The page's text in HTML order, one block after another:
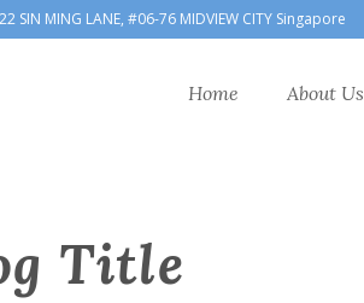
22 SIN MING LANE, #06-76 MIDVIEW CITY Singapore
Home About Us
Title